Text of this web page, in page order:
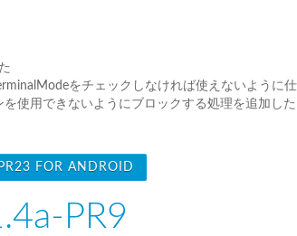
をチェックしなければ使えないように
使用できないようにブロックする処理を追加した
FOR ANDROID
PR9